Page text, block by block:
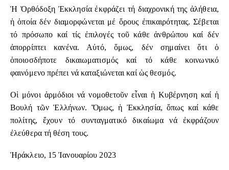
Ἡ Ὀρθόδοξη Ἐκκλησία ἐκφράζει τή διαχρονική της ἀλήθεια,
ἡ ὁποία δέν διαμορφώνεται μέ ὅρους ἐπικαιρότητας. Σέβεται
τό πρόσωπο καί τίς ἐπιλογές τοῦ κάθε ἀνθρώπου καί δέν
ἀπορρίπτει κανένα. Αὐτό, ὅμως, δέν σημαίνει ὅτι ὁ
ὁποιοσδήποτε δικαιωματισμός καί τό κάθε κοινωνικό
φαινόμενο πρέπει νά καταξιώνεται καί ὡς θεσμός.
Οἱ μόνοι ἁρμόδιοι νά νομοθετοῦν εἶναι ἡ Κυβέρνηση καί ἡ
Βουλή τῶν Ἑλλήνων. Ὅμως, ἡ Ἐκκλησία, ὅπως καί κάθε
πολίτης, ἔχουν τό συνταγματικό δικαίωμα νά ἐκφράζουν
ἐλεύθερα τή θέση τους.
Ἡράκλειο, 15 Ἰανουαρίου 2023